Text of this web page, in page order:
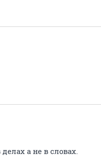
а не в словах.